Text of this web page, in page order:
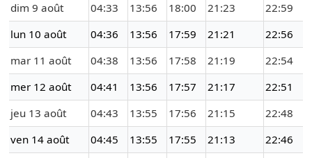
dim 9 août
04:33 13:56 18:00 21:23
22:59
lun 10 août
04:36 13:56 17:59 21:21
22:56
mar 11 août
04:38 13:56 17:58 21:19
22:54
mer 12 août
04:41 13:56 17:57 21:17
22:51
jeu 13 août
04:43 13:55 17:56 21:15
22:48
ven 14 août
04:45 13:55 17:55 21:13
22:46